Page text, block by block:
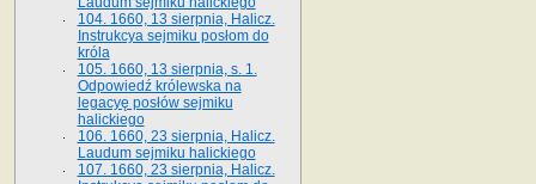
104. 1660, 13 sierpnia, Halicz.
Instrukcya sejmiku posłom do
króla
105. 1660, 13 sierpnia, s. 1.
Odpowiedź królewska na
legacyę posłów sejmiku
halickiego
106. 1660, 23 sierpnia, Halicz.
Laudum sejmiku halickiego
107. 1660, 23 sierpnia, Halicz.